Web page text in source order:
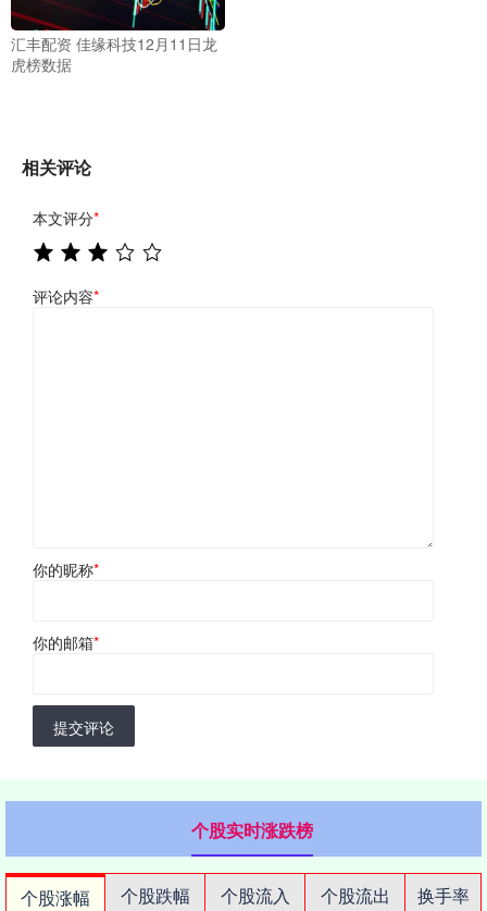
汇丰配资 佳缘科技12月11日龙
虎榜数据
相关评论
本文评分*
评论内容*
你的昵称*
你的邮箱*
提交评论
个股实时涨跌榜
个股涨幅 个股跌幅 个股流入 个股流出
换手率